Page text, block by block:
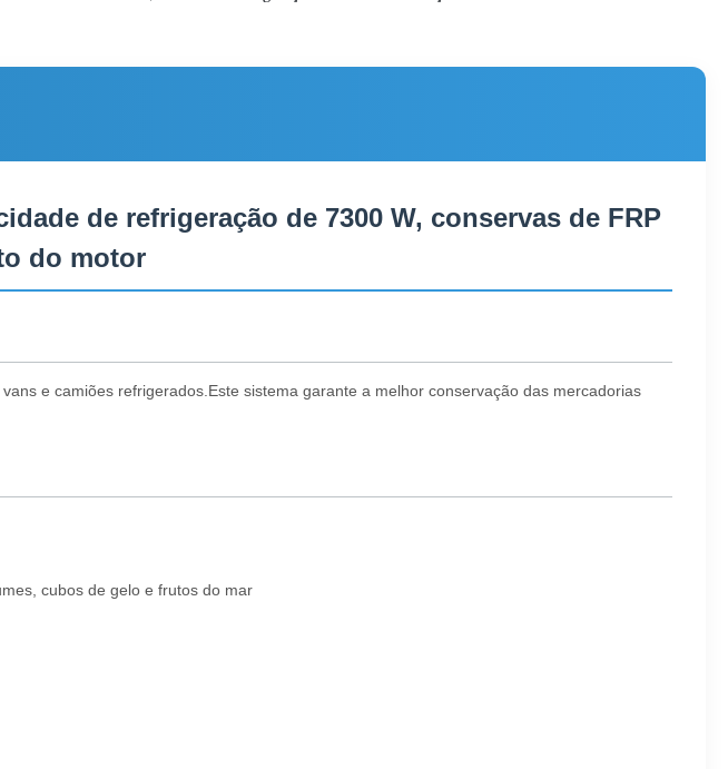
de refrigeração de 7300 W, conservas de FRP
do motor
e camiões refrigerados.Este sistema garante a melhor conservação das mercadorias
cubos de gelo e frutos do mar